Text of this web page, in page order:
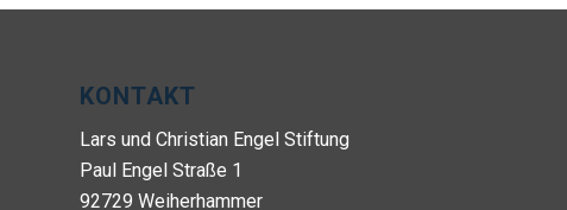
KONTAKT
Lars und Christian Engel Stiftung
Paul Engel Straße 1
92729 Weiherhammer